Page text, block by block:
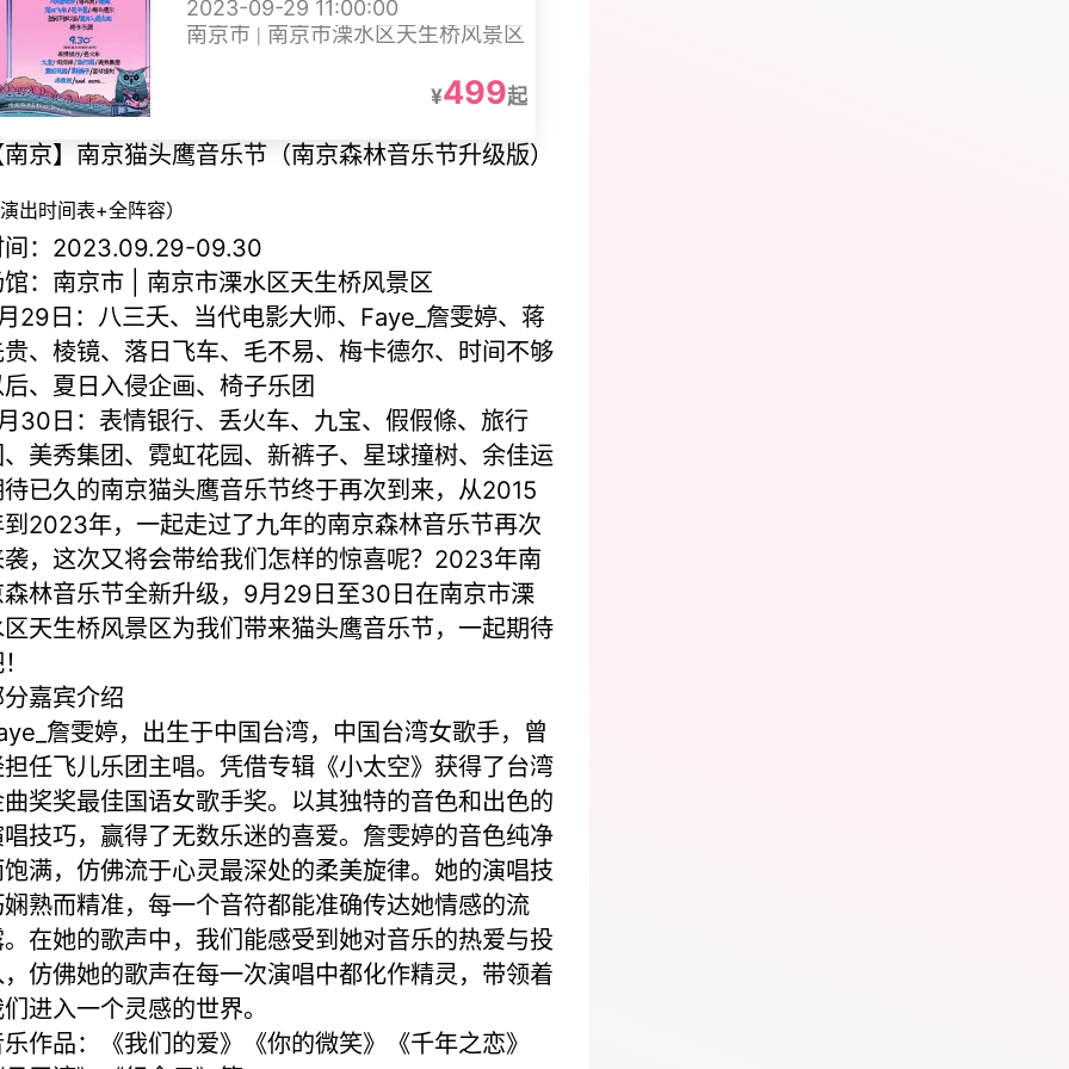
2023-09-29 11:00:00
南京市 | 南京市溧水区天生桥风景区
¥499起
京】南京猫头鹰音乐节（南京森林音乐节升级版）
出时间表+全阵容）
间：2023.09.29-09.30
：南京市 | 南京市溧水区天生桥风景区
29日：八三夭、当代电影大师、Faye_詹雯婷、蒋
、棱镜、落日飞车、毛不易、梅卡德尔、时间不够
、夏日入侵企画、椅子乐团
30日：表情银行、丢火车、九宝、假假條、旅行
美秀集团、霓虹花园、新裤子、星球撞树、余佳运
已久的南京猫头鹰音乐节终于再次到来，从2015
2023年，一起走过了九年的南京森林音乐节再次
，这次又将会带给我们怎样的惊喜呢？2023年南
林音乐节全新升级，9月29日至30日在南京市溧
天生桥风景区为我们带来猫头鹰音乐节，一起期待
嘉宾介绍
詹雯婷，出生于中国台湾，中国台湾女歌手，曾
任飞儿乐团主唱。凭借专辑《小太空》获得了台湾
奖奖最佳国语女歌手奖。以其独特的音色和出色的
技巧，赢得了无数乐迷的喜爱。詹雯婷的音色纯净
满，仿佛流于心灵最深处的柔美旋律。她的演唱技
熟而精准，每一个音符都能准确传达她情感的流
在她的歌声中，我们能感受到她对音乐的热爱与投
仿佛她的歌声在每一次演唱中都化作精灵，带领着
进入一个灵感的世界。
作品：《我们的爱》《你的微笑》《千年之恋》